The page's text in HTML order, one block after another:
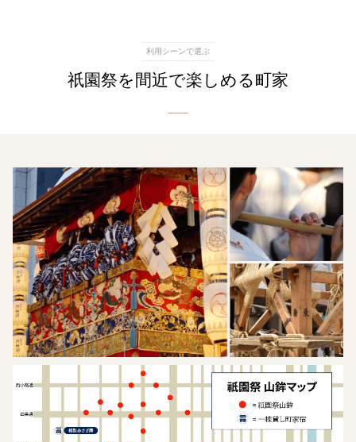
利用シーンで選ぶ
祇園祭を間近で楽しめる町家